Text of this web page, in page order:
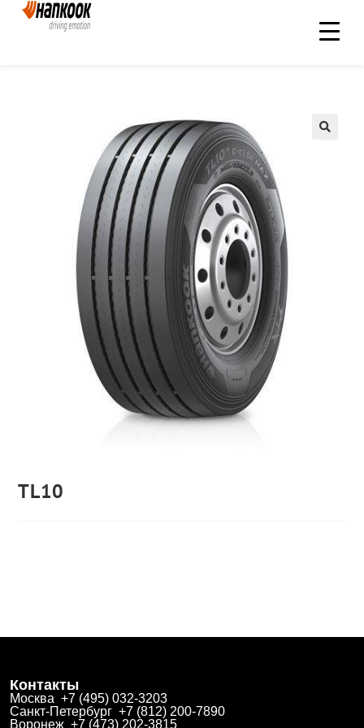
TL10
Контакты
Москва +7 (495) 032-3203
Санкт-Петербург +7 (812) 200-7890
Воронеж +7 (473) 202-3815